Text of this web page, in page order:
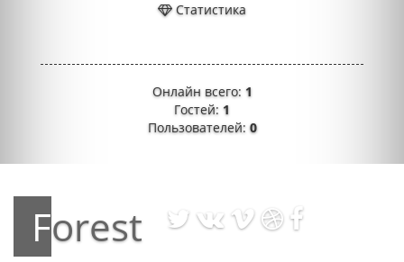
Статистика
Онлайн всего: 1
Гостей: 1
Пользователей:0
Forest